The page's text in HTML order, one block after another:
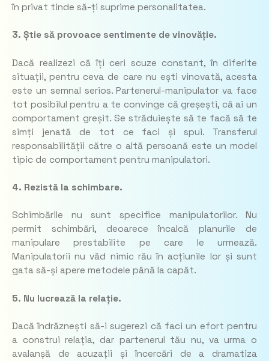
în privat tinde să-ți suprime personalitatea.
3. Știe să provoace sentimente de vinovăție.
Dacă realizezi că îți ceri scuze constant, în diferite
situații, pentru ceva de care nu ești vinovată, acesta
este un semnal serios. Partenerul-manipulator va face
tot posibilul pentru a te convinge că greșești, că ai un
comportament greșit. Se străduiește să te facă să te
simți jenată de tot ce faci și spui. Transferul
responsabilității către o altă persoană este un model
tipic de comportament pentru manipulatori.
4. Rezistă la schimbare.
Schimbările nu sunt specifice manipulatorilor. Nu
permit schimbări, deoarece încalcă planurile de
manipulare prestabilite pe care le urmează.
Manipulatorii nu văd nimic rău în acțiunile lor și sunt
gata să-și apere metodele până la capăt.
5. Nu lucrează la relație.
Dacă îndrăznești să-i sugerezi că faci un efort pentru
a construi relația, dar partenerul tău nu, va urma o
avalanșă de acuzații și încercări de a dramatiza